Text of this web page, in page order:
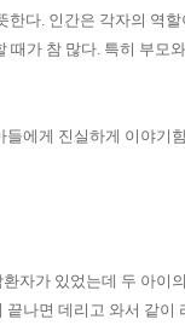
한다. 인간은 각자의 역
때가 참 많다. 특히 부모
들에게 진실하게 이야기
환자가 있었는데 두 아이
나면 데리고 와서 같이